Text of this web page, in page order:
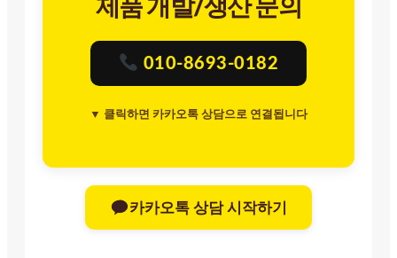
제품 개발/생산 문의
010-8693-0182
▼ 클릭하면 카카오톡 상담으로 연결됩니다
카카오톡 상담 시작하기